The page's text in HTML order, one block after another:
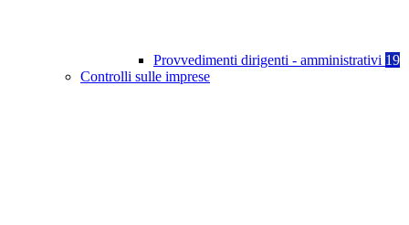
Provvedimenti dirigenti - amministrativi 19
Controlli sulle imprese